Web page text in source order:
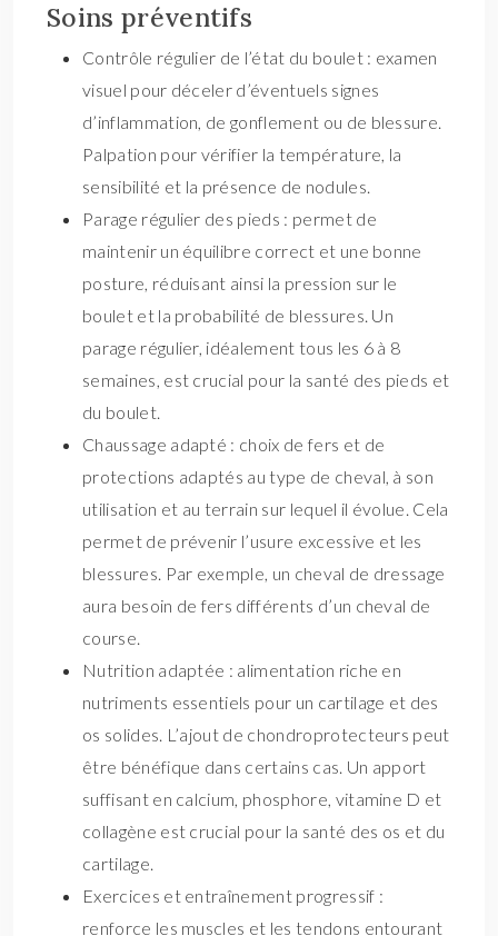
Soins préventifs
Contrôle régulier de l’état du boulet : examen
visuel pour déceler d’éventuels signes
d’inflammation, de gonflement ou de blessure.
Palpation pour vérifier la température, la
sensibilité et la présence de nodules.
Parage régulier des pieds : permet de
maintenir un équilibre correct et une bonne
posture, réduisant ainsi la pression sur le
boulet et la probabilité de blessures. Un
parage régulier, idéalement tous les 6 à 8
semaines, est crucial pour la santé des pieds et
du boulet.
Chaussage adapté : choix de fers et de
protections adaptés au type de cheval, à son
utilisation et au terrain sur lequel il évolue. Cela
permet de prévenir l’usure excessive et les
blessures. Par exemple, un cheval de dressage
aura besoin de fers différents d’un cheval de
course.
Nutrition adaptée : alimentation riche en
nutriments essentiels pour un cartilage et des
os solides. L’ajout de chondroprotecteurs peut
être bénéfique dans certains cas. Un apport
suffisant en calcium, phosphore, vitamine D et
collagène est crucial pour la santé des os et du
cartilage.
Exercices et entraînement progressif :
renforce les muscles et les tendons entourant